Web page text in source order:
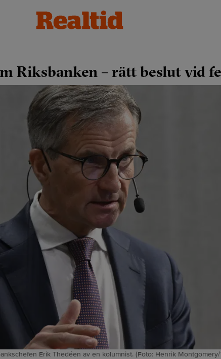
Riksbanken – rätt beslut vid
Erik Thedéen av en kolumnist. (Foto: Henrik Montgomery/